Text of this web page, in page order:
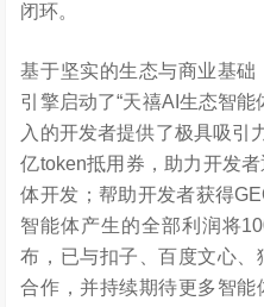
闭环。
基于坚实的生态与商业基
引擎启动了“天禧AI生态智
入的开发者提供了极具吸引
亿token抵用券，助力开发
体开发；帮助开发者获得
智能体产生的全部利润将
布，已与扣子、百度文心
合作，并持续期待更多智